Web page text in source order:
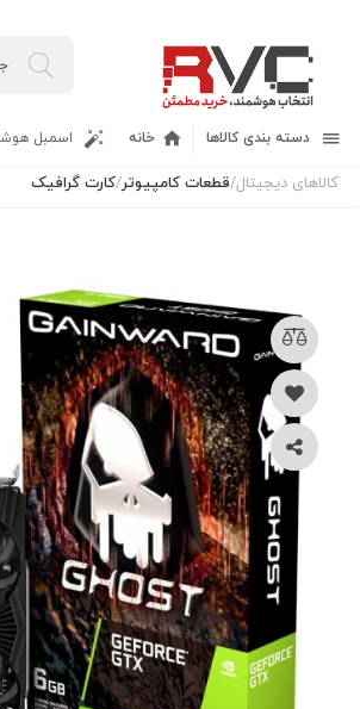
دسته بندی کالاها خانه اسمبل
کالاهای دیجیتال/قطعات کامپیوتر/کارت گرافیک